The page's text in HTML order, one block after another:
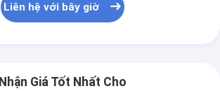
Liên hệ với bây giờ
Nhận Giá Tốt Nhất Cho